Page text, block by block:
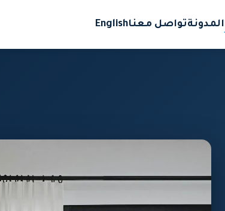
المدونةتواصل معناEnglish